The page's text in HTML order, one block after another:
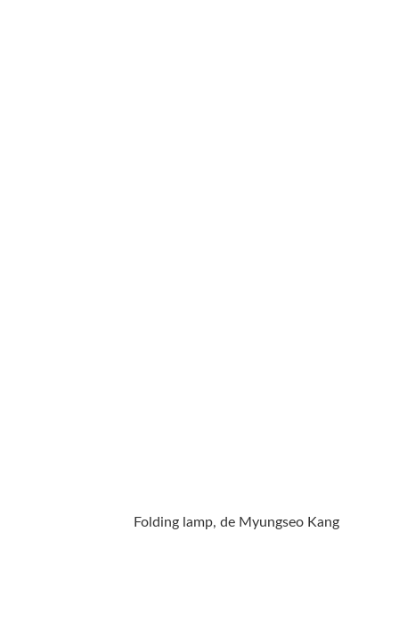
Folding lamp, de Myungseo Kang